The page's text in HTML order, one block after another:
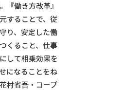
『働き方改革』
することで、従
り、安定した働
くること、仕事
して相乗効果を
になることをね
村省吾・コープ